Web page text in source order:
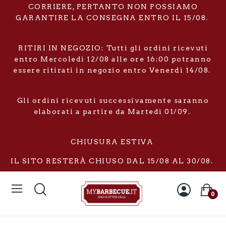
CORRIERE, PERTANTO NON POSSIAMO
GARANTIRE LA CONSEGNA ENTRO IL 15/08.
RITIRI IN NEGOZIO: Tutti gli ordini ricevuti
entro Mercoledì 12/08 alle ore 16:00 potranno
essere ritirati in negozio entro Venerdì 14/08.
Gli ordini ricevuti successivamente saranno
elaborati a partire da Martedì 01/09.
CHIUSURA ESTIVA
IL SITO RESTERÀ CHIUSO DAL 15/08 AL 30/08.
0